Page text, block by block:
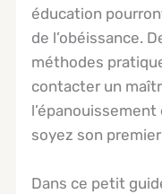
éducation
de l’obéissance.
méthodes
contacter un
soyez son
Dans ce petit